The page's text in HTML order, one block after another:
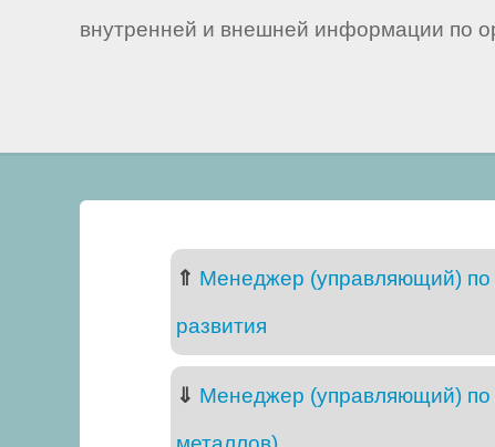
внутренней и внешней информации по
⇑ Менеджер (управляющий) по
развития
⇓ Менеджер (управляющий) по